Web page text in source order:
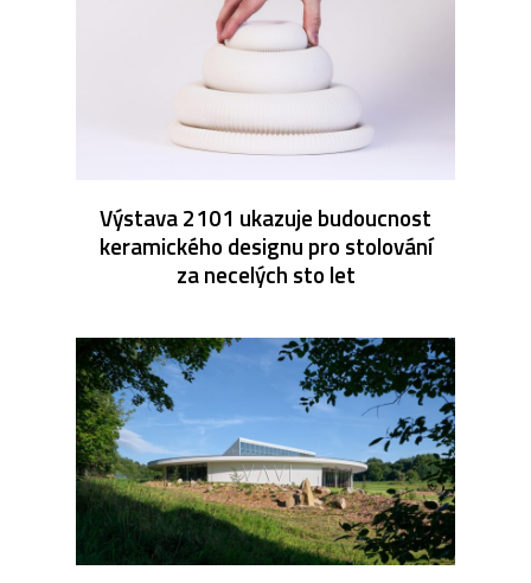
Výstava 2101 ukazuje budoucnost
keramického designu pro stolování
za necelých sto let